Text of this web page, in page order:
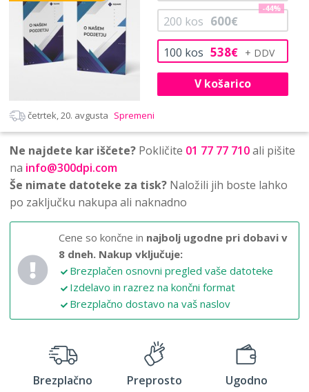
100 kos 538€
200 kos 600€
-44%
V košarico
četrtek, 20. avgusta Spremeni
Ne najdete kar iščete? Pokličite 01 77 77 710ali pišite
na info@300dpi.com
Še nimate datoteke za tisk? Naložili jih boste lahko
po zaključku nakupa ali naknadno
Cene so končne in najbolj ugodne pri dobavi v
8 dneh. Nakup vključuje:
Brezplačen osnovni pregled vaše datoteke
Izdelavo in razrez na končni format
Brezplačno dostavo na vaš naslov
Brezplačno Preprosto Ugodno